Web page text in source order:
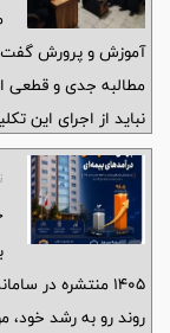
آموزش و پرورش گفت:
مطالبه جدی و قطعی
نباید از اجرای این
۱۴۰۵ منتشره در
روند رو به رشد